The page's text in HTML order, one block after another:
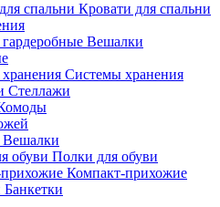
Кровати для спальни
Вешалки
Системы хранения
Стеллажи
Вешалки
Полки для обуви
Компакт-прихожие
Банкетки